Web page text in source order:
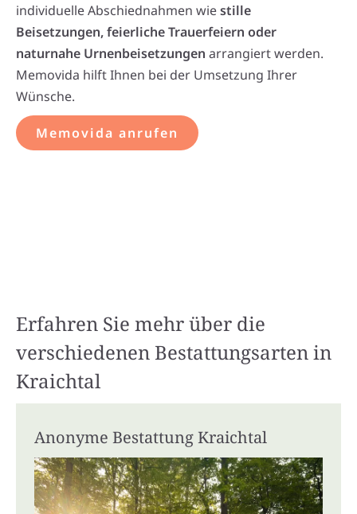
individuelle Abschiednahmen wiestille
Beisetzungen, feierliche Trauerfeiern oder
naturnahe Urnenbeisetzungen arrangiert werden.
Memovida hilft Ihnen bei der Umsetzung Ihrer
Wünsche.
Memovida anrufen
Erfahren Sie mehr über die
verschiedenen Bestattungsarten in
Kraichtal
Anonyme Bestattung Kraichtal